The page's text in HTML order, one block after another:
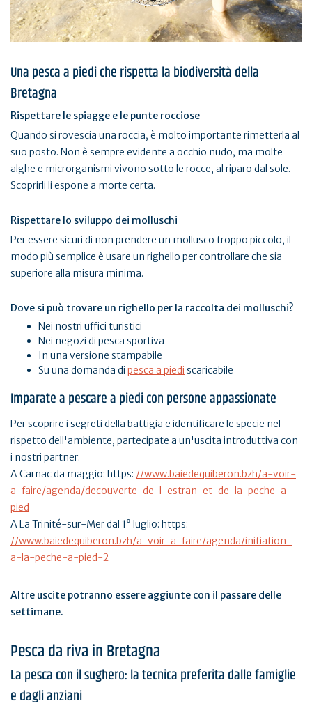
Una pesca a piedi che rispetta la biodiversità della
Bretagna
Rispettare le spiagge e le punte rocciose
Quando si rovescia una roccia, è molto importante rimetterla al
suo posto. Non è sempre evidente a occhio nudo, ma molte
alghe e microrganismi vivono sotto le rocce, al riparo dal sole.
Scoprirli li espone a morte certa.
Rispettare lo sviluppo dei molluschi
Per essere sicuri di non prendere un mollusco troppo piccolo, il
modo più semplice è usare un righello per controllare che sia
superiore alla misura minima.
Dove si può trovare un righello per la raccolta dei molluschi?
Nei nostri uffici turistici
Nei negozi di pesca sportiva
In una versione stampabile
Su una domanda di pesca a piedi scaricabile
Imparate a pescare a piedi con persone appassionate
Per scoprire i segreti della battigia e identificare le specie nel
rispetto dell'ambiente, partecipate a un'uscita introduttiva con
i nostri partner:
A Carnac da maggio: https: //www.baiedequiberon.bzh/a-voir-
a-faire/agenda/decouverte-de-l-estran-et-de-la-peche-a-
pied
A La Trinité-sur-Mer dal 1° luglio: https:
//www.baiedequiberon.bzh/a-voir-a-faire/agenda/initiation-
a-la-peche-a-pied-2
Altre uscite potranno essere aggiunte con il passare delle
settimane.
Pesca da riva in Bretagna
La pesca con il sughero: la tecnica preferita dalle famiglie
e dagli anziani